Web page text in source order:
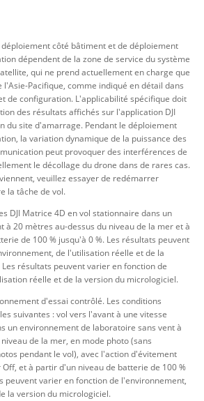
côté bâtiment et de déploiement
dépendent de la zone de service du système
qui ne prend actuellement en charge que
Pacifique, comme indiqué en détail dans
de configuration. L'applicabilité spécifique doit
des résultats affichés sur l'application DJI
du site d'amarrage. Pendant le déploiement
la variation dynamique de la puissance des
peut provoquer des interférences de
le décollage du drone dans de rares cas.
veuillez essayer de redémarrer
la tâche de vol.
DJI Matrice 4D en vol stationnaire dans un
à 20 mètres au-dessus du niveau de la mer et à
de 100 % jusqu'à 0 %. Les résultats peuvent
de l'utilisation réelle et de la
résultats peuvent varier en fonction de
réelle et de la version du micrologiciel.
d'essai contrôlé. Les conditions
suivantes : vol vers l'avant à une vitesse
un environnement de laboratoire sans vent à
de la mer, en mode photo (sans
pendant le vol), avec l'action d'évitement
et à partir d'un niveau de batterie de 100 %
peuvent varier en fonction de l'environnement,
la version du micrologiciel.